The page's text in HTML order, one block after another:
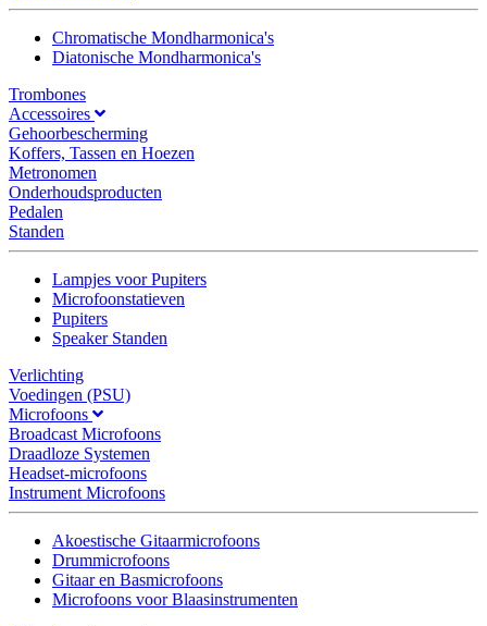
Chromatische Mondharmonica's
Diatonische Mondharmonica's
Trombones
Accessoires
Gehoorbescherming
Koffers, Tassen en Hoezen
Metronomen
Onderhoudsproducten
Pedalen
Standen
Lampjes voor Pupiters
Microfoonstatieven
Pupiters
Speaker Standen
Verlichting
Voedingen (PSU)
Microfoons
Broadcast Microfoons
Draadloze Systemen
Headset-microfoons
Instrument Microfoons
Akoestische Gitaarmicrofoons
Drummicrofoons
Gitaar en Basmicrofoons
Microfoons voor Blaasinstrumenten